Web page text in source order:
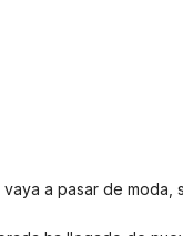
a pasar de moda,